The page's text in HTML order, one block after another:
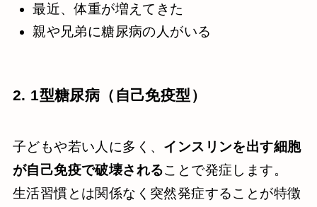
最近、体重が増えてきた
親や兄弟に糖尿病の人がいる
2. 1型糖尿病（自己免疫型）
子どもや若い人に多く、 インスリンを出す細胞
が自己免疫で破壊されることで発症します。
生活習慣とは関係なく突然発症することが特徴